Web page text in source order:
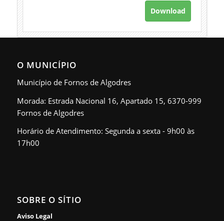
Download
O MUNICÍPIO
Município de Fornos de Algodres
Morada: Estrada Nacional 16, Apartado 15, 6370-999
Fornos de Algodres
Horário de Atendimento: Segunda a sexta - 9h00 às
17h00
SOBRE O SÍTIO
Aviso Legal